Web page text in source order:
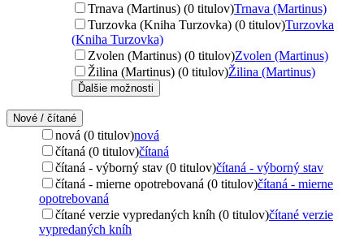
Trnava (Martinus) (0 titulov)Trnava (Martinus)
Turzovka (Kniha Turzovka) (0 titulov)Turzovka
(Kniha Turzovka)
Zvolen (Martinus) (0 titulov)Zvolen (Martinus)
Žilina (Martinus) (0 titulov)Žilina (Martinus)
Ďalšie možnosti
Nové / čítané
nová (0 titulov)nová
čítaná (0 titulov)čítaná
čítaná - výborný stav (0 titulov)čítaná - výborný stav
čítaná - mierne opotrebovaná (0 titulov)čítaná - mierne
opotrebovaná
čítané verzie vypredaných kníh (0 titulov)čítané verzie
vypredaných kníh